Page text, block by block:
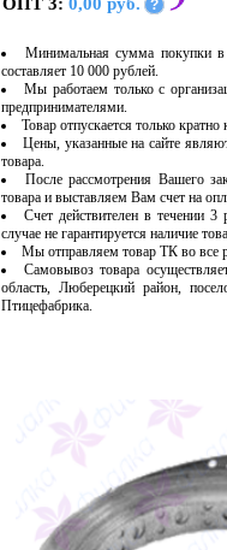
?
Минимальная сумма покупки в
составляет 10 000 рублей.
Мы работаем только с
предпринимателями.
Товар отпускается только
Цены, указанные на сайте
товара.
После рассмотрения Вашего
товара и выставляем Вам счет на
Счет действителен в течении
случае не гарантируется наличие
Мы отправляем товар ТК во
Самовывоз товара
область, Люберецкий район,
Птицефабрика.